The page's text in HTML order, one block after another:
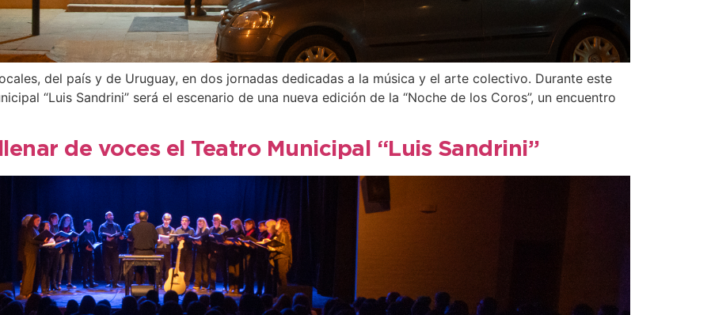
del país y de Uruguay, en dos jornadas dedicadas a la música y el arte colectivo. Durante este
“Luis Sandrini” será el escenario de una nueva edición de la “Noche de los Coros”, un encuentro
de voces el Teatro Municipal “Luis Sandrini”